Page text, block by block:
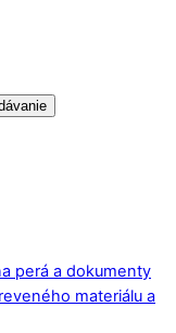
perá a dokumenty
materiálu a